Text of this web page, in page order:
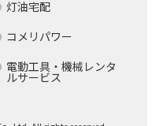
灯油宅配
コメリパワー
電動工具・機械レンタ
ルサービス